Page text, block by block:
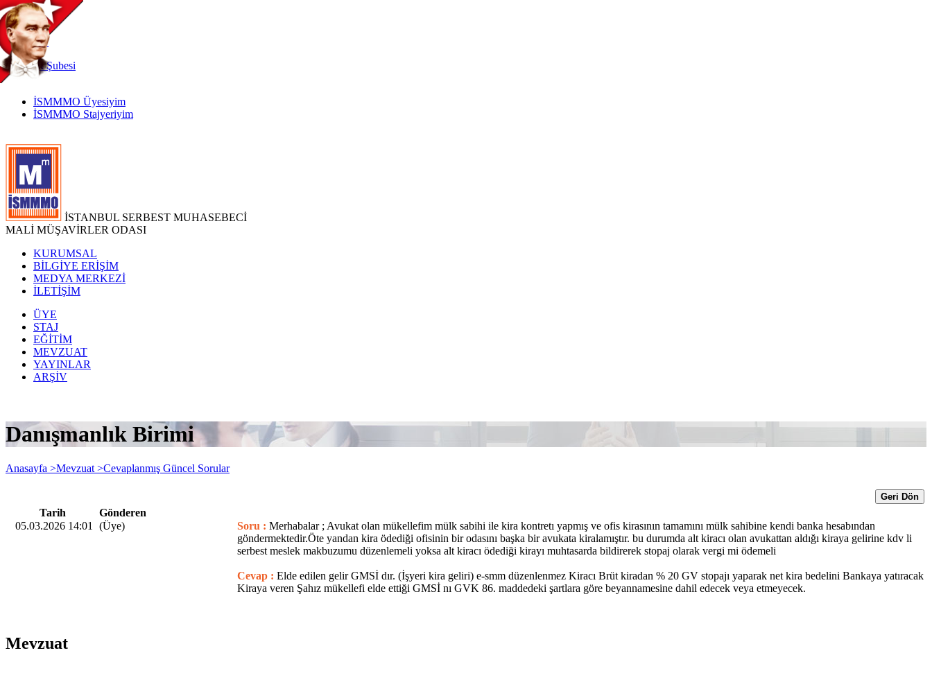
TR
|
EN
İnternetŞubesi
İSMMMO Üyesiyim
İSMMMO Stajyeriyim
İSTANBUL SERBEST MUHASEBECİ
MALİ MÜŞAVİRLER ODASI
KURUMSAL
BİLGİYE ERİŞİM
MEDYA MERKEZİ
İLETİŞİM
ÜYE
STAJ
EĞİTİM
MEVZUAT
YAYINLAR
ARŞİV
Danışmanlık Birimi
Anasayfa >Mevzuat >Cevaplanmış Güncel Sorular
Geri Dön
Tarih
Gönderen
05.03.2026 14:01
(Üye) Soru : Merhabalar ; Avukat olan mükellefim mülk sabihi ile kira kontretı yapmış ve ofis kirasının tamamını mülk sahibine kendi banka hesabından
göndermektedir.Öte yandan kira ödediği ofisinin bir odasını başka bir avukata kiralamıştır. bu durumda alt kiracı olan avukattan aldığı kiraya gelirine kdv li
serbest meslek makbuzumu düzenlemeli yoksa alt kiracı ödediği kirayı muhtasarda bildirerek stopaj olarak vergi mi ödemeli
Cevap : Elde edilen gelir GMSİ dır. (İşyeri kira geliri) e-smm düzenlenmez Kiracı Brüt kiradan % 20 GV stopajı yaparak net kira bedelini Bankaya yatıracak
Kiraya veren Şahız mükellefi elde ettiği GMSİ nı GVK 86. maddedeki şartlara göre beyannamesine dahil edecek veya etmeyecek.
Mevzuat